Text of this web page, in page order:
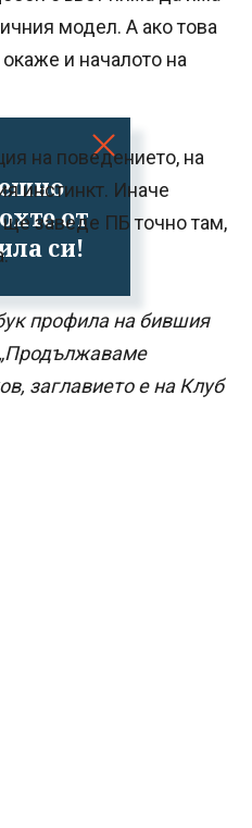
от
си!
модел. А ако това
и началото на
на поведението, на
инстинкт. Иначе
заведе ПБ точно там,
профила на бившия
заглавието е на Клуб